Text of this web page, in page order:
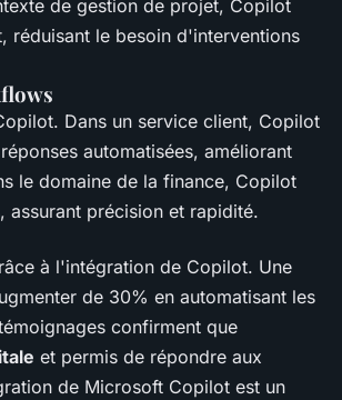
de gestion de projet, Copilot
réduisant le besoin d'interventions
Dans un service client, Copilot
automatisées, améliorant
le domaine de la finance, Copilot
assurant précision et rapidité.
à l'intégration de Copilot. Une
de 30% en automatisant les
confirment que
et permis de répondre aux
de Microsoft Copilot est un